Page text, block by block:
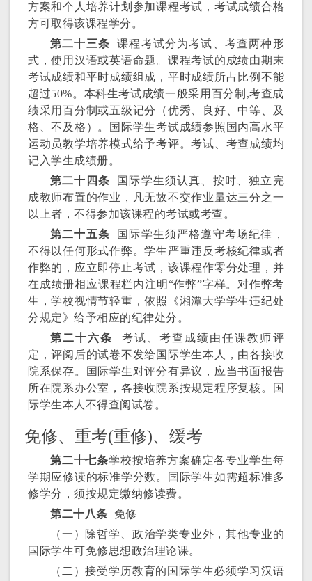
方案和个人培养计划参加课程考试，考试成绩合格
方可取得该课程学分。
第二十三条 课程考试分为考试、考查两种形
式，使用汉语或英语命题。课程考试的成绩由期末
考试成绩和平时成绩组成，平时成绩所占比例不能
超过50%。本科生考试成绩一般采用百分制,考查成
绩采用百分制或五级记分（优秀、良好、中等、及
格、不及格）。国际学生考试成绩参照国内高水平
运动员教学培养模式给予考评。考试、考查成绩均
记入学生成绩册。
第二十四条 国际学生须认真、按时、独立完
成教师布置的作业，凡无故不交作业量达三分之一
以上者，不得参加该课程的考试或考查。
第二十五条 国际学生须严格遵守考场纪律，
不得以任何形式作弊。学生严重违反考核纪律或者
作弊的，应立即停止考试，该课程作零分处理，并
在成绩册相应课程栏内注明“作弊”字样。对作弊考
生，学校视情节轻重，依照《湘潭大学学生违纪处
分规定》给予相应的纪律处分。
第二十六条
考试、考查成绩由任课教师评
定，评阅后的试卷不发给国际学生本人，由各接收
院系保存。国际学生对评分有异议，应当书面报告
所在院系办公室，各接收院系按规定程序复核。国
际学生本人不得查阅试卷。
免修、重考(重修)、缓考
第二十七条学校按培养方案确定各专业学生每
学期应修读的标准学分数。国际学生如需超标准多
修学分，须按规定缴纳修读费。
第二十八条 免修
（一）除哲学、政治学类专业外，其他专业的
国际学生可免修思想政治理论课。
（二）接受学历教育的国际学生必须学习汉语